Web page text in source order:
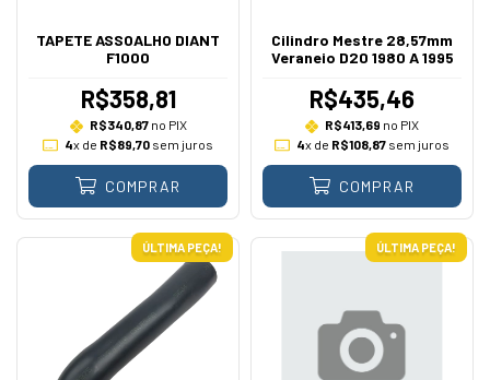
TAPETE ASSOALHO DIANT
F1000
R$358,81
R$340,87no PIX
4x de R$89,70sem juros
COMPRAR
Cilindro Mestre 28,57mm
Veraneio D20 1980 A 1995
R$435,46
R$413,69 no PIX
4x de R$108,87sem juros
COMPRAR
ÚLTIMA PEÇA! ÚLTIMA PEÇA!